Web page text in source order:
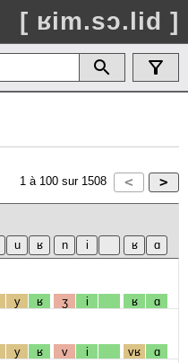
[ ʁim.sɔ.lid ]
1 à 100 sur 1508
y ʁ ʒ i ʁ ɑ
y ʁ v i vʁ ɑ